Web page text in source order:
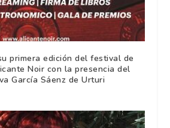
primera edición del festival de
Noir con la presencia del
García Sáenz de Urturi